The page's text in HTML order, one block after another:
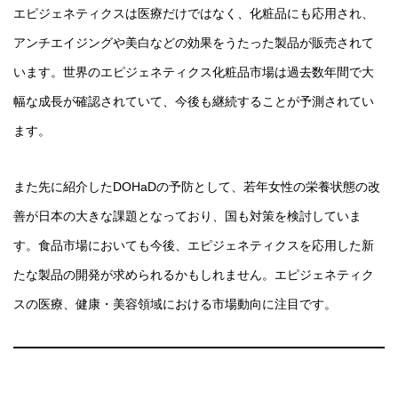
エピジェネティクスは医療だけではなく、化粧品にも応用され、
アンチエイジングや美白などの効果をうたった製品が販売されて
います。世界のエピジェネティクス化粧品市場は過去数年間で大
幅な成長が確認されていて、今後も継続することが予測されてい
ます。
また先に紹介したDOHaDの予防として、若年女性の栄養状態の改
善が日本の大きな課題となっており、国も対策を検討していま
す。食品市場においても今後、エピジェネティクスを応用した新
たな製品の開発が求められるかもしれません。エピジェネティク
スの医療、健康・美容領域における市場動向に注目です。